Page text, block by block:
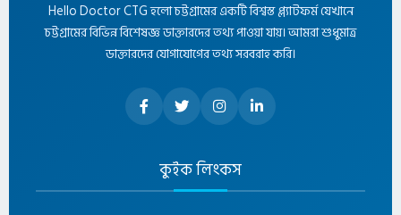
Hello Doctor CTG হলো চট্টগ্রামের একটি বিশ্বস্ত প্ল্যাটফর্ম যেখানে
চট্টগ্রামের বিভিন্ন বিশেষজ্ঞ ডাক্তারদের তথ্য পাওয়া যায়। আমরা শুধুমাত্র
ডাক্তারদের যোগাযোগের তথ্য সরবরাহ করি।
কুইক লিংকস